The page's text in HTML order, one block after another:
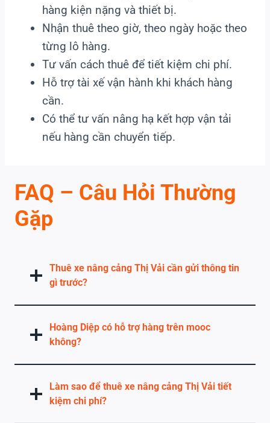
hàng kiện nặng và thiết bị.
Nhận thuê theo giờ, theo ngày hoặc theo
từng lô hàng.
Tư vấn cách thuê để tiết kiệm chi phí.
Hỗ trợ tài xế vận hành khi khách hàng
cần.
Có thể tư vấn nâng hạ kết hợp vận tải
nếu hàng cần chuyển tiếp.
FAQ – Câu Hỏi Thường
Gặp
Thuê xe nâng cảng Thị Vải cần gửi thông tin
gì trước?
Hoàng Diệp có hỗ trợ hàng trên mooc
không?
Làm sao để thuê xe nâng cảng Thị Vải tiết
kiệm chi phí?